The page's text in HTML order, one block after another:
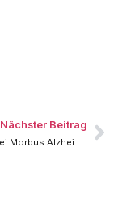
Nächster Beitrag